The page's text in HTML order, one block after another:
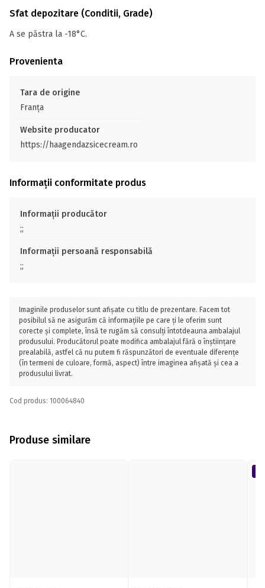
Sfat depozitare (Conditii, Grade)
A se păstra la -18°C.
Provenienta
Tara de origine
Franţa
Website producator
https://haagendazsicecream.ro
Informații conformitate produs
Informații producător
;;
Informații persoană responsabilă
;;
Imaginile produselor sunt afișate cu titlu de prezentare. Facem tot
posibilul să ne asigurăm că informațiile pe care ți le oferim sunt
corecte și complete, însă te rugăm să consulți întotdeauna ambalajul
produsului. Producătorul poate modifica ambalajul fără o înștiințare
prealabilă, astfel că nu putem fi răspunzători de eventuale diferențe
(în termeni de culoare, formă, aspect) între imaginea afișată și cea a
produsului livrat.
Cod produs: 100064840
Produse similare